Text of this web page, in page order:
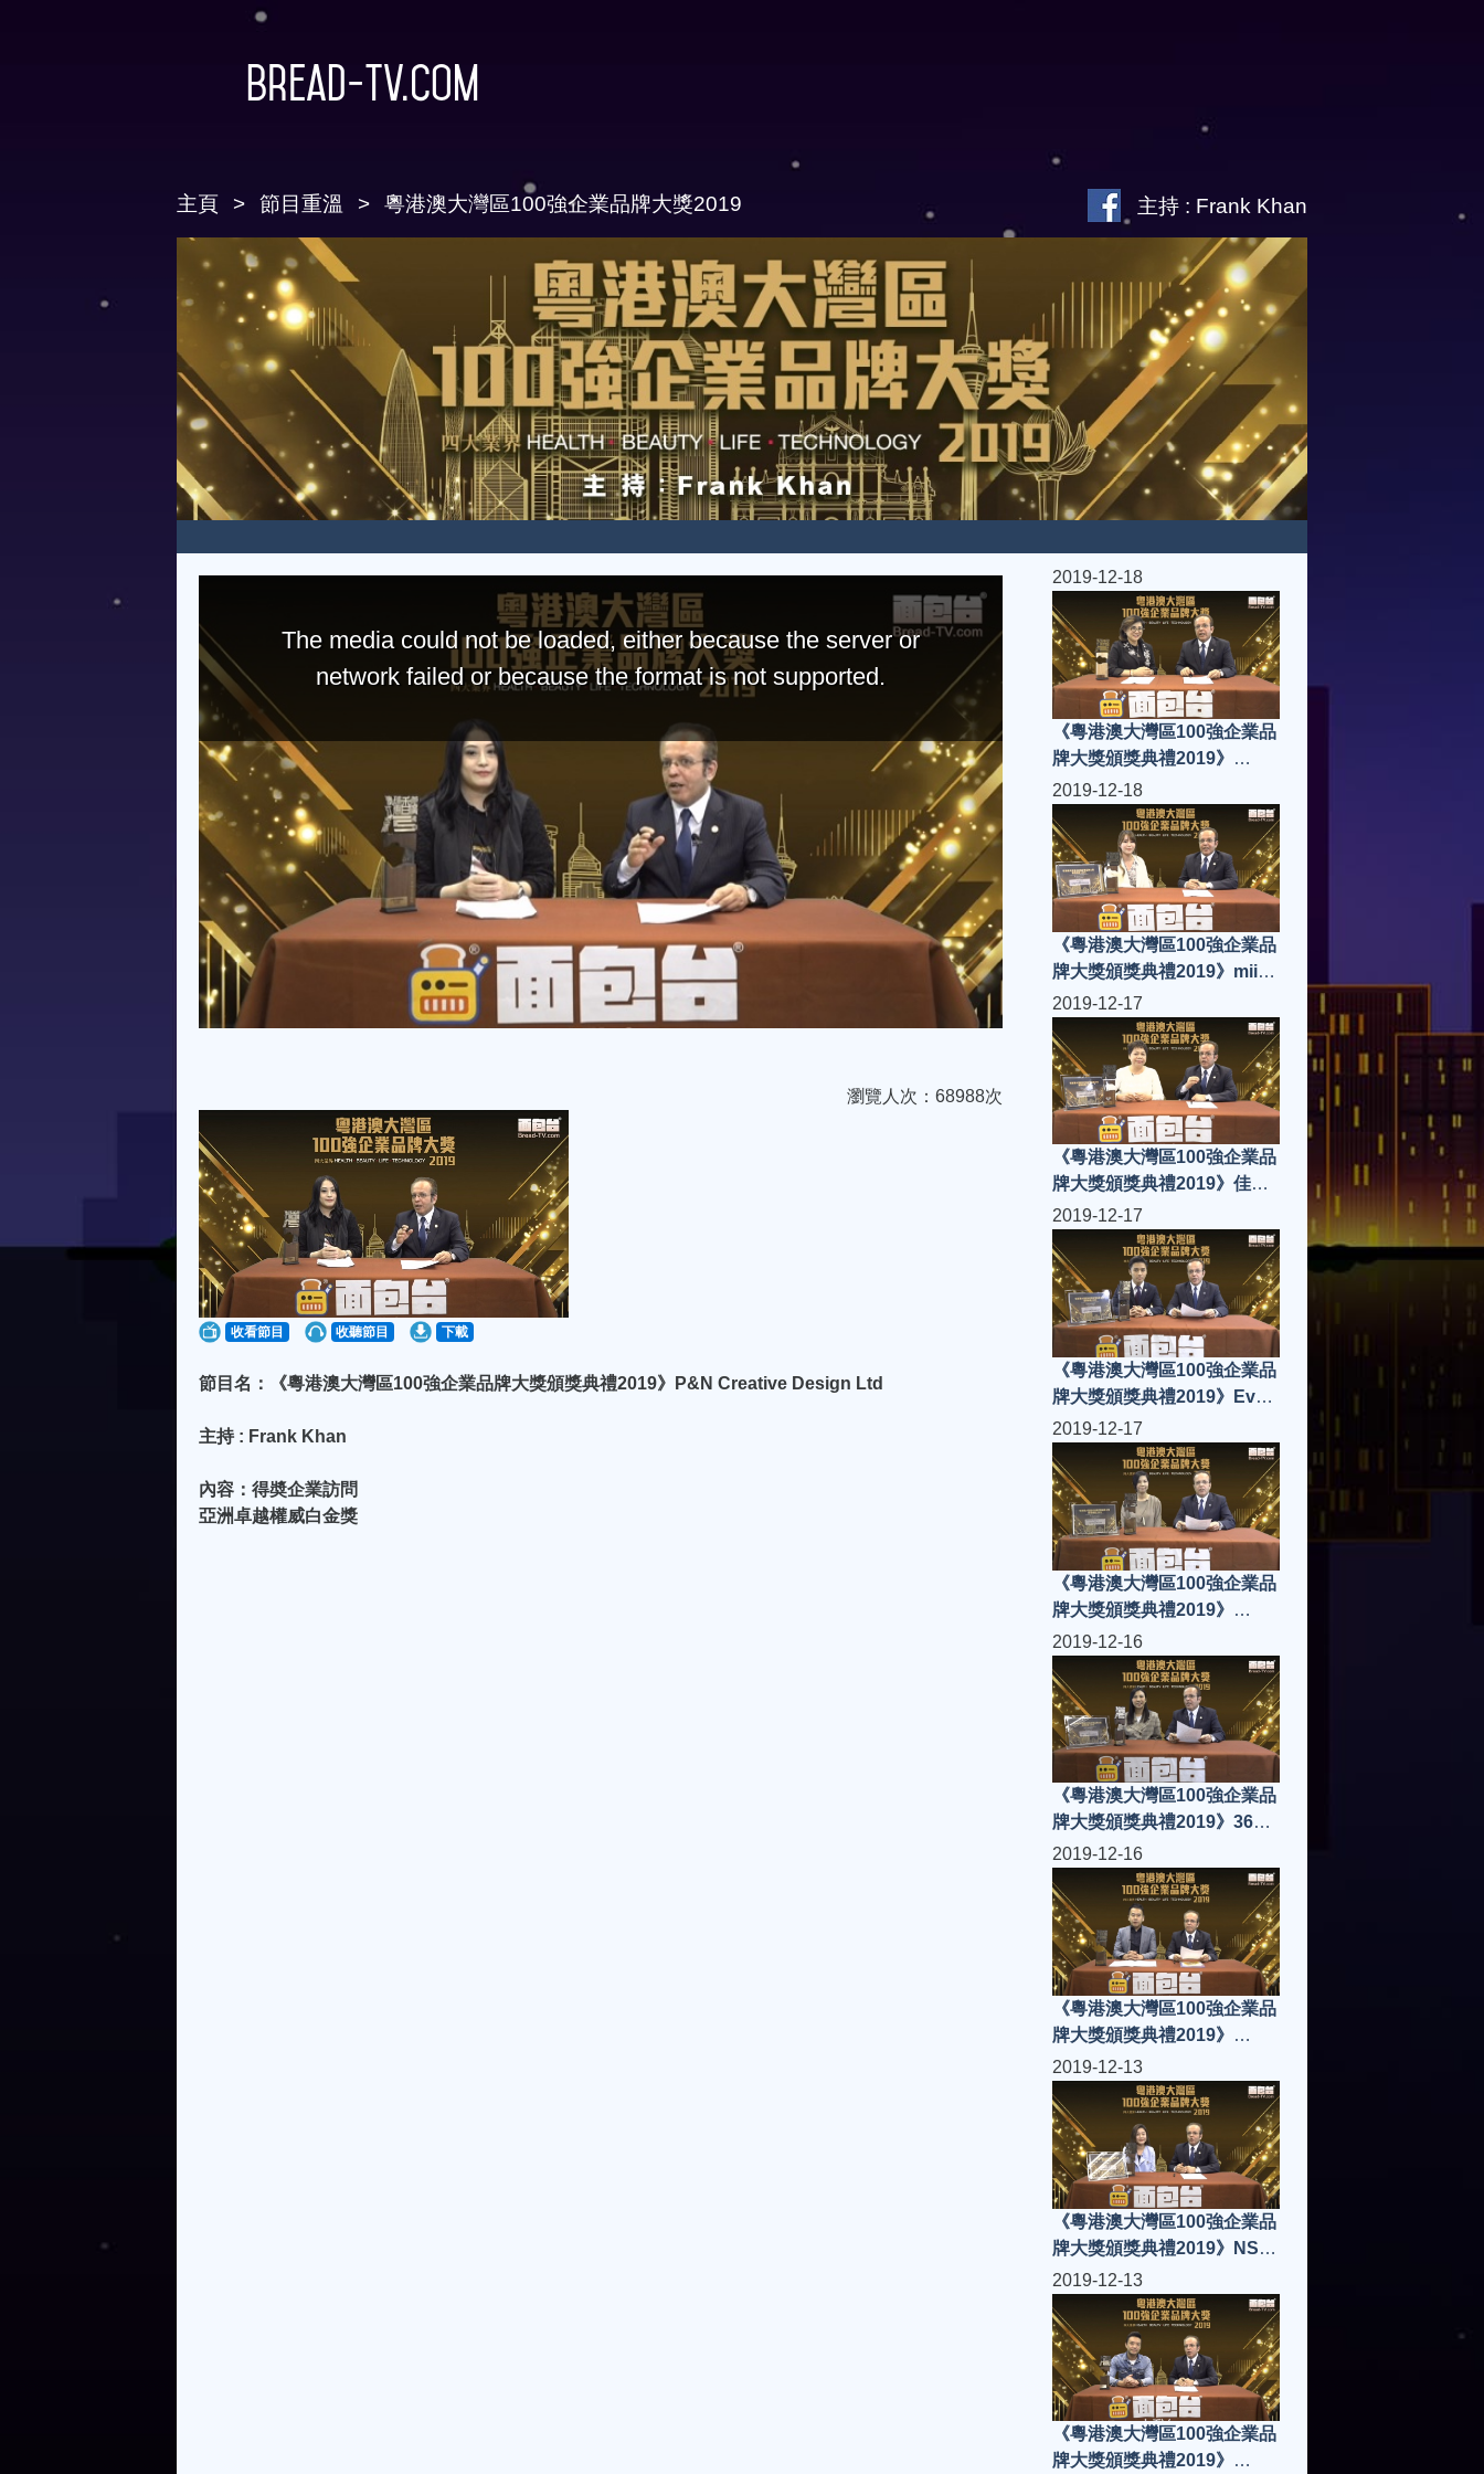
Bread-TV.com
主頁 節目重溫 粵港澳大灣區100強企業品牌大獎2019 主持 : Frank Khan
The media could not be loaded, either because the server or
network failed or because the format is not supported.
瀏覽人次：68988次
收看節目 收聽節目 下載
節目名：《粵港澳大灣區100強企業品牌大獎頒獎典禮2019》P&N Creative Design Ltd
主持 : Frank Khan
內容：得奬企業訪問
亞洲卓越權威白金獎
2019-12-18
《粵港澳大灣區100強企業品
牌大獎頒獎典禮2019》
Power Sam Force
2019-12-18
《粵港澳大灣區100強企業品
牌大獎頒獎典禮2019》miio
skin
2019-12-17
《粵港澳大灣區100強企業品
牌大獎頒獎典禮2019》佳鑫
健康養生管理有限公司
2019-12-17
《粵港澳大灣區100強企業品
牌大獎頒獎典禮2019》Ever
Finance Ltd
2019-12-17
《粵港澳大灣區100強企業品
牌大獎頒獎典禮2019》
American Bedding Cleanik
2019-12-16
《粵港澳大灣區100強企業品
牌大獎頒獎典禮2019》360
Creative Production
2019-12-16
《粵港澳大灣區100強企業品
牌大獎頒獎典禮2019》
Wantech Innovation
Technology Ltd
2019-12-13
《粵港澳大灣區100強企業品
牌大獎頒獎典禮2019》NSC
網紅網
2019-12-13
《粵港澳大灣區100強企業品
牌大獎頒獎典禮2019》